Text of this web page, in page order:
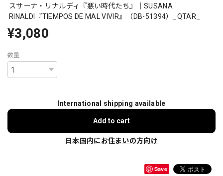
スサーナ・リナルディ『悪い時代たち』｜SUSANA
RINALDI『TIEMPOS DE MAL VIVIR』（DB-51394）_QTAR_
¥3,080
数量
International shipping available
Add to cart
日本国内にお住まいの方向け
Save